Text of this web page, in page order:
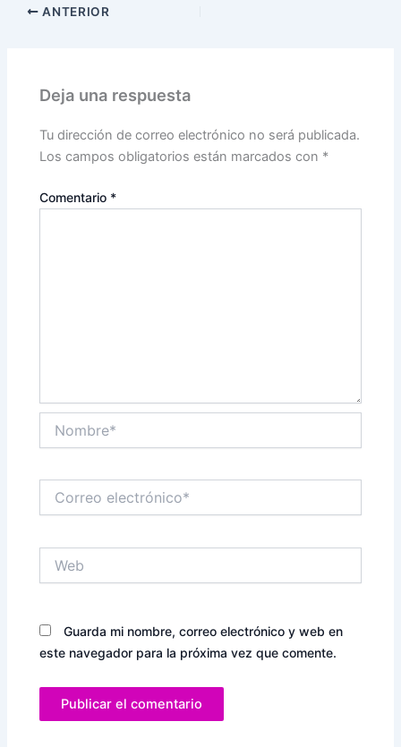
ANTERIOR
Deja una respuesta
Tu dirección de correo electrónico no será publicada.
Los campos obligatorios están marcados con *
Comentario *
electrónico*
Guarda mi nombre, correo electrónico y web en
este navegador para la próxima vez que comente.